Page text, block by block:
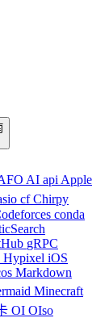
AI api Apple
cfChirpy
conda
gRPC
Hypixel iOS
Markdown
Minecraft
OI OIso